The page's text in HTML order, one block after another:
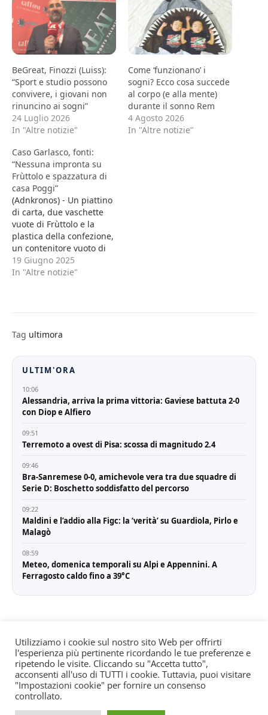
BeGreat, Finozzi (Luiss):
“Sport e studio possono
convivere, i giovani non
rinuncino ai sogni”
24 Luglio 2026
In "Altre notizie"
Come ‘funzionano’ i
sogni? Ecco cosa succede
al corpo (e alla mente)
durante il sonno Rem
4 Agosto 2026
In "Altre notizie"
Caso Garlasco, fonti:
“Nessuna impronta su
Frùttolo e spazzatura di
casa Poggi”
(Adnkronos) - Un piattino
di carta, due vaschette
vuote di Frùttolo e la
plastica della confezione,
un contenitore vuoto di
EstaThé con la cannuccia,
una scatola vuota di
spazzatura della villetta
Poggi a Garlasco sono
state…
19 Giugno 2025
In "Altre notizie"
Tag ultimora
ULTIM'ORA
10:06
Alessandria, arriva la prima vittoria: Gaviese battuta 2-0
con Diop e Alfiero
09:51
Terremoto a ovest di Pisa: scossa di magnitudo 2.4
09:46
Bra-Sanremese 0-0, amichevole vera tra due squadre di
Serie D: Boschetto soddisfatto del percorso
09:22
Maldini e l’addio alla Figc: la ‘verità’ su Guardiola, Pirlo e
Malagò
08:59
Meteo, domenica temporali su Alpi e Appennini. A
Ferragosto caldo fino a 39°C
© All rights reserved. Quotidiano registrato all'albo dei
giornali e periodici presso il Tribunale di Torino n. 25
del 24/8/2022 Editore: Agostino Scozzaro Direttore
responsabile: Andrea Musacchio Theme Sportsx
Utilizziamo i cookie sul nostro sito Web per offrirti
l'esperienza più pertinente ricordando le tue preferenze e
ripetendo le visite. Cliccando su "Accetta tutto",
acconsenti all'uso di TUTTI i cookie. Tuttavia, puoi visitare
"Impostazioni cookie" per fornire un consenso
controllato.